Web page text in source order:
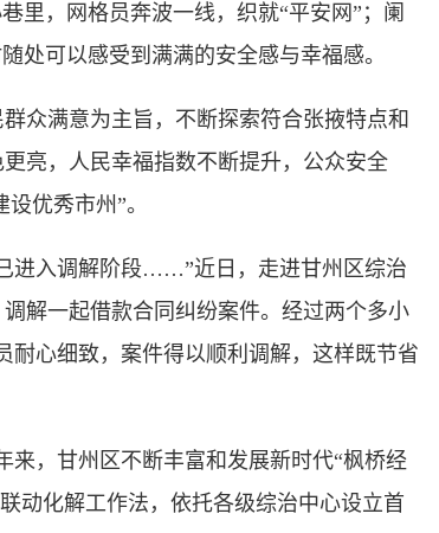
，网格员奔波一线，织就“平安网”；阑
可以感受到满满的安全感与幸福感。
众满意为主旨，不断探索符合张掖特点和
亮，人民幸福指数不断提升，公众安全
优秀市州”。
进入调解阶段……”近日，走进甘州区综治
解一起借款合同纠纷案件。经过两个多小
耐心细致，案件得以顺利调解，这样既节省
，甘州区不断丰富和发展新时代“枫桥经
动化解工作法，依托各级综治中心设立首